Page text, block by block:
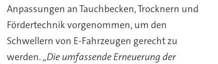
Anpassungen an Tauchbecken, Trocknern und
Fördertechnik vorgenommen, um den
Schwellern von E-Fahrzeugen gerecht zu
werden.„Die umfassende Erneuerung der